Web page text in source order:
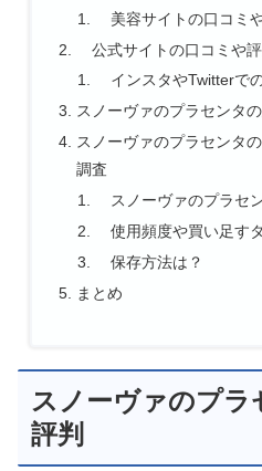
美容サイトの口コミ
公式サイトの口コミや
インスタやTwitterで
スノーヴァのプラセンタ
スノーヴァのプラセンタ
調査
スノーヴァのプラセ
使用頻度や買い足す
保存方法は？
まとめ
スノーヴァのプラ
評判